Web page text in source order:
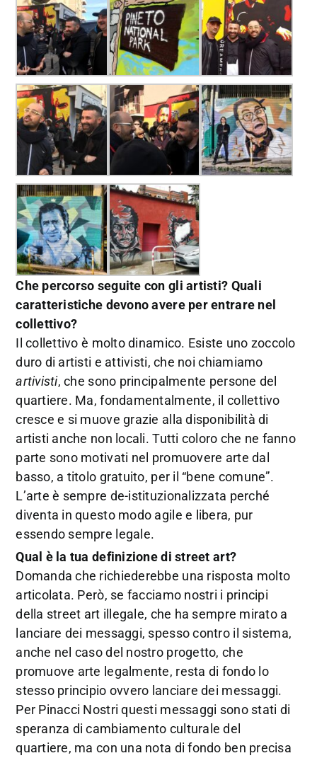
Che percorso seguite con gli artisti? Quali
caratteristiche devono avere per entrare nel
collettivo?
Il collettivo è molto dinamico. Esiste uno zoccolo
duro di artisti e attivisti, che noi chiamiamo
artivisti, che sono principalmente persone del
quartiere. Ma, fondamentalmente, il collettivo
cresce e si muove grazie alla disponibilità di
artisti anche non locali. Tutti coloro che ne fanno
parte sono motivati nel promuovere arte dal
basso, a titolo gratuito, per il “bene comune”.
L’arte è sempre de-istituzionalizzata perché
diventa in questo modo agile e libera, pur
essendo sempre legale.
Qual è la tua definizione di street art?
Domanda che richiederebbe una risposta molto
articolata. Però, se facciamo nostri i principi
della street art illegale, che ha sempre mirato a
lanciare dei messaggi, spesso contro il sistema,
anche nel caso del nostro progetto, che
promuove arte legalmente, resta di fondo lo
stesso principio ovvero lanciare dei messaggi.
Per Pinacci Nostri questi messaggi sono stati di
speranza di cambiamento culturale del
quartiere, ma con una nota di fondo ben precisa